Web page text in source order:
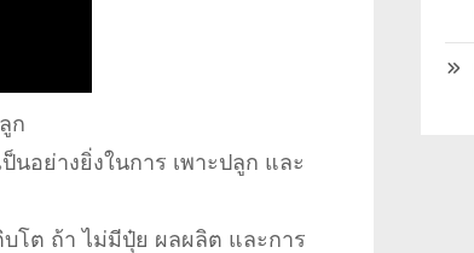
ก
นอย่างยิ่งในการ เพาะปลูก และ
โต ถ้า ไม่มีปุ๋ย ผลผลิต และการ